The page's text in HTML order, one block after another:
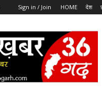
Sign in / Join HOME देश